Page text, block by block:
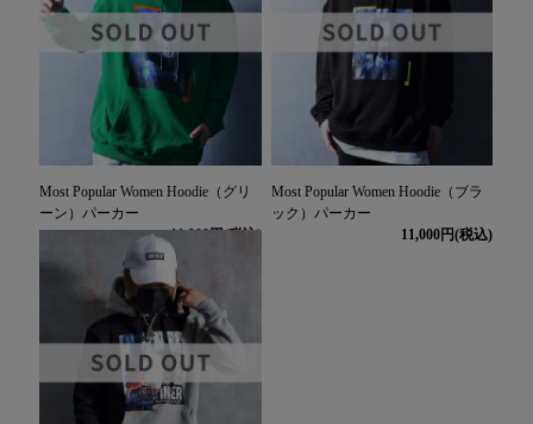
Most Popular Women Hoodie（グリ
ーン）パーカー
11,000
Most Popular Women Hoodie（ブラ
ック）パーカー
11,000